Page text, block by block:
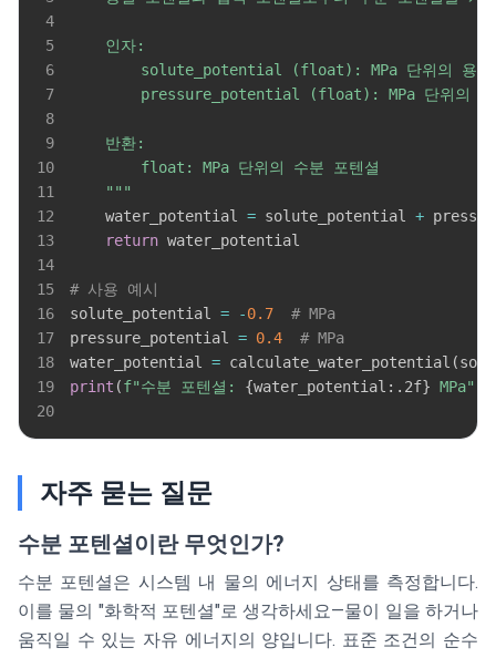
4
5
6
7
8
9
10
11
    """
12
    water_potential
= solute_potential +
13
return
14
15
# 사용 예시
16
solute_potential = -0.7
# MPa
17
pressure_potential = 0.4
# MPa
18
water_potential = calculate_water_potential (
19
print (f"수분 포텐셜: {water_potential : .2f} MPa"
20
자주 묻는 질문
수분 포텐셜이란 무엇인가?
수분 포텐셜은 시스템 내 물의 에너지 상태를 측정합니다.
이를 물의 "화학적 포텐셜"로 생각하세요—물이 일을 하거나
움직일 수 있는 자유 에너지의 양입니다. 표준 조건의 순수